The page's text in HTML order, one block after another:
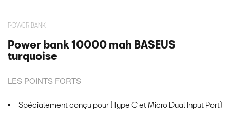
POWER BANK
Power bank 10000 mah BASEUS
turquoise
LES POINTS FORTS
Spécialement conçu pour (Type C et Micro Dual Input Port)